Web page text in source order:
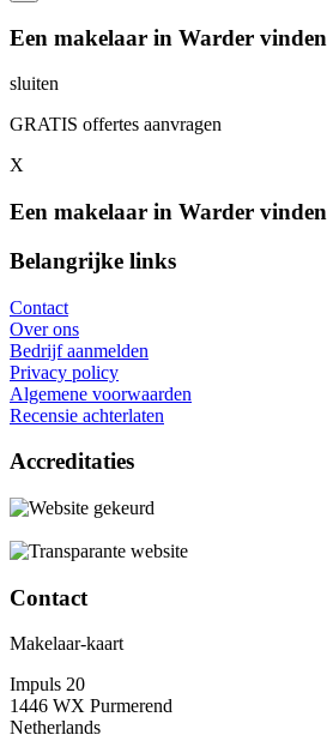
Een makelaar in Warder vinden
sluiten
GRATIS offertes aanvragen
X
Een makelaar in Warder vinden
Belangrijke links
Contact
Over ons
Bedrijf aanmelden
Privacy policy
Algemene voorwaarden
Recensie achterlaten
Accreditaties
Contact
Makelaar-kaart
Impuls 20
1446 WX Purmerend
Netherlands